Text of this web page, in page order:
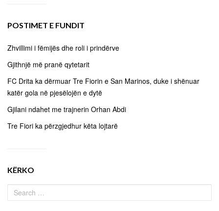
POSTIMET E FUNDIT
Zhvillimi i fëmijës dhe roli i prindërve
Gjithnjë më pranë qytetarit
FC Drita ka dërmuar Tre Fiorin e San Marinos, duke i shënuar
katër gola në pjesëlojën e dytë
Gjilani ndahet me trajnerin Orhan Abdi
Tre Fiori ka përzgjedhur këta lojtarë
KËRKO